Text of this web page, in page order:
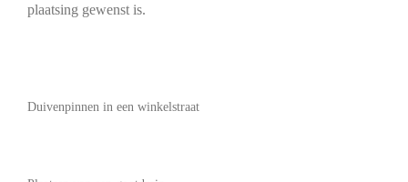
plaatsing gewenst is.
Duivenpinnen in een winkelstraat